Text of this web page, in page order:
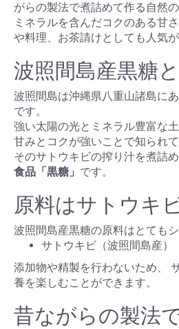
がらの製法で煮詰めて作る自然の
ミネラルを含んだコクのある甘
や料理、お茶請けとしても人気が
波照間島産黒糖
波照間島は沖縄県八重山諸島に
です。
強い太陽の光とミネラル豊富な
甘みとコクが強いことで知られて
そのサトウキビの搾り汁を煮詰
食品「黒糖」 です。
原料はサトウキ
波照間島産黒糖の原料はとてもシ
サトウキビ（波照間島産）
添加物や精製を行わないため、
養を楽しむことができます。
昔ながらの製法